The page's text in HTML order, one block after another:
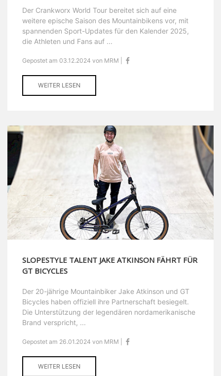
Der Crankworx World Tour bereitet sich auf eine
weitere epische Saison des Mountainbikens vor, mit
spannenden Sport-Updates für den Kalender 2025,
die Athleten und Fans auf ...
Gepostet am 03.12.2024 von MRM |
WEITER LESEN
SLOPESTYLE TALENT JAKE ATKINSON FÄHRT FÜR
GT BICYCLES
Der 20-jährige Mountainbiker Jake Atkinson und GT
Bicycles haben offiziell ihre Partnerschaft besiegelt.
Die Unterstützung der legendären nordamerikanische
Brand verspricht, ...
Gepostet am 26.01.2024 von MRM |
WEITER LESEN